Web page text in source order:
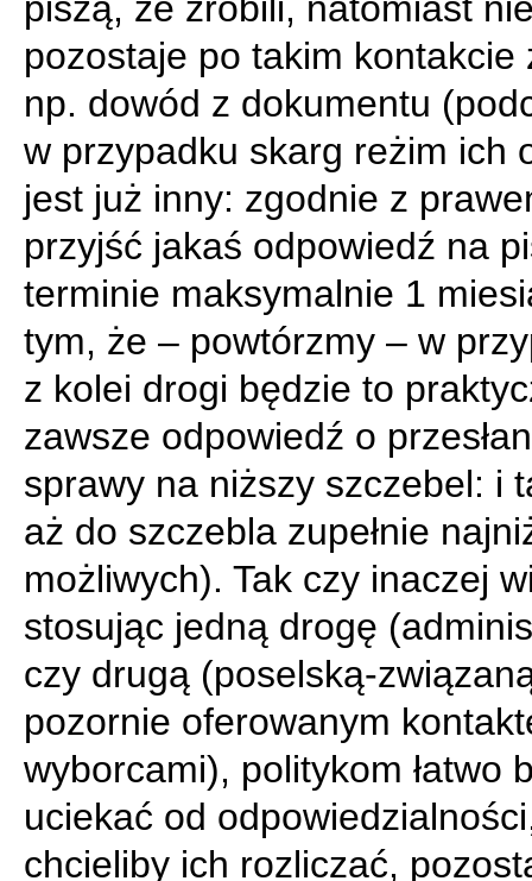
pozostaje po takim kontakcie
np. dowód z dokumentu
w przypadku skarg reżim ich
jest już inny: zgodnie z
przyjść jakaś odpowiedź na
terminie maksymalnie 1
tym, że – powtórzmy – w
z kolei drogi będzie to
zawsze odpowiedź o
sprawy na niższy szczebel: i
aż do szczebla zupełnie
możliwych). Tak czy inaczej
stosując jedną drogę
czy drugą (poselską-
pozornie oferowanym
wyborcami), politykom łatwo
uciekać od
chcieliby ich rozliczać,